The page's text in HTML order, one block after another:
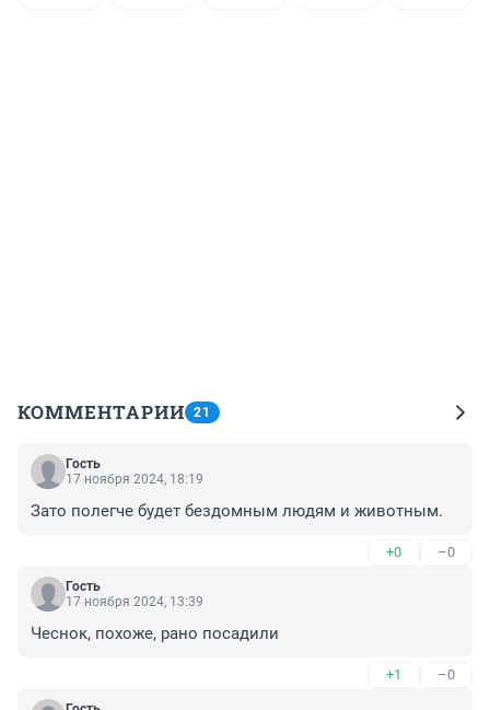
КОММЕНТАРИИ 21
Гость
17 ноября 2024, 18:19
Зато полегче будет бездомным людям и животным.
+0 –0
Гость
17 ноября 2024, 13:39
Чеснок, похоже, рано посадили
+1 –0